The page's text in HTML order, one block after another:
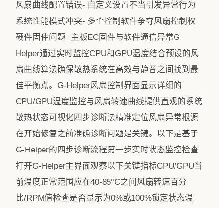
风扇曲线配置错误- 自定义设置不当引发异常行为
系统性能模式冲突- 多个控制软件争夺风扇控制权
硬件固件问题- 主板EC固件与软件通信异常G-
Helper通过实时监控CPU和GPU温度结合预设的风
扇曲线算法确保散热系统在高效与静音之间找到最
佳平衡点。G-Helper风扇控制界面显示详细的
CPU/GPU温度监控与风扇转速曲线提供直观的系统
散热状态可视化四步诊断法精准定位风扇异常根源
在开始修复之前准确诊断问题是关键。以下是基于
G-Helper的四步诊断流程第一步实时状态监控检查
打开G-Helper主界面观察以下关键指标CPU/GPU当
前温度正常范围应在40-85°C之间风扇转速百分
比/RPM值检查是否显示为0%或100%锁定状态温